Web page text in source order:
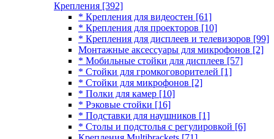
Крепления [392]
* Крепления для видеостен [61]
* Крепления для проекторов [10]
* Крепления для дисплеев и телевизоров [99]
Монтажные аксессуары для микрофонов [2]
* Мобильные стойки для дисплеев [57]
* Стойки для громкоговорителей [1]
* Стойки для микрофонов [2]
* Полки для камер [10]
* Рэковые стойки [16]
* Подставки для наушников [1]
* Столы и подстолья с регулировкой [6]